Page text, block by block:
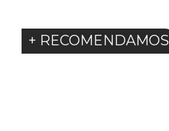
+ RECOMENDAMOS